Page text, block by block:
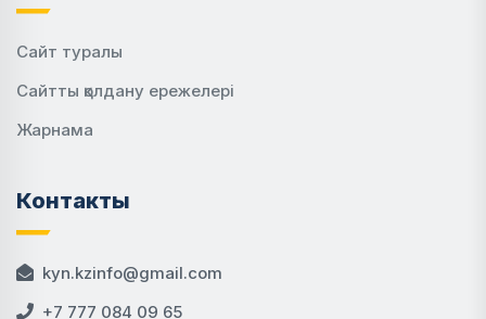
Сайт туралы
Сайтты қолдану ережелері
Жарнама
Контакты
kyn.kzinfo@gmail.com
+7 777 084 09 65